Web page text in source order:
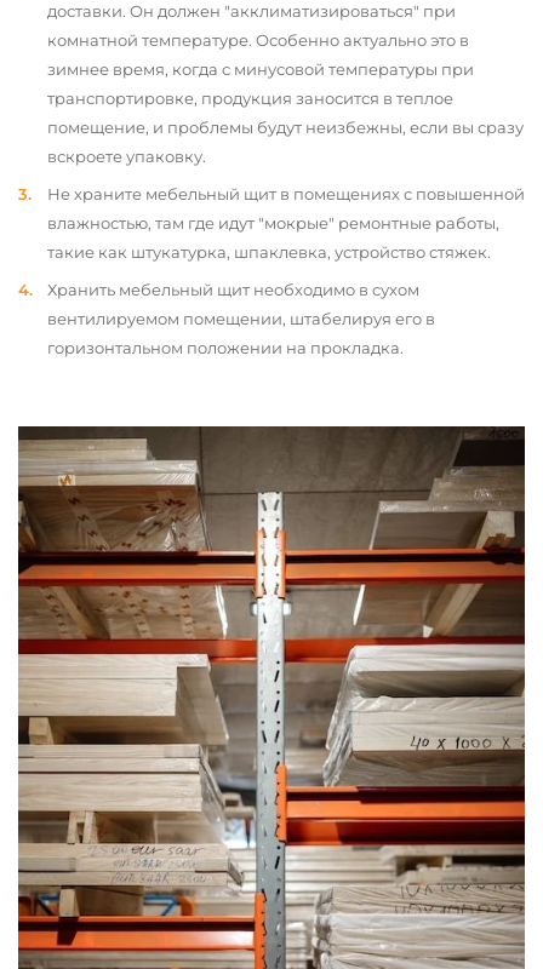
доставки. Он должен "акклиматизироваться" при
комнатной температуре. Особенно актуально это в
зимнее время, когда с минусовой температуры при
транспортировке, продукция заносится в теплое
помещение, и проблемы будут неизбежны, если вы сразу
вскроете упаковку.
Не храните мебельный щит в помещениях с повышенной
влажностью, там где идут "мокрые" ремонтные работы,
такие как штукатурка, шпаклевка, устройство стяжек.
Хранить мебельный щит необходимо в сухом
вентилируемом помещении, штабелируя его в
горизонтальном положении на прокладка.